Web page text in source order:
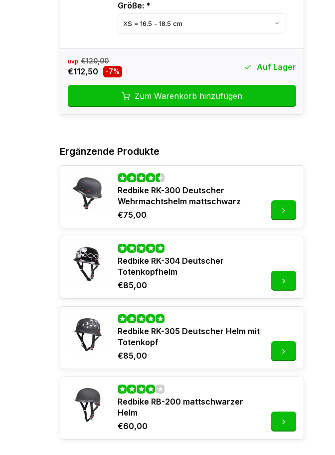
Größe: *
uvp €120,00
€112,50 -7% Auf Lager
Zum Warenkorb hinzufügen
Ergänzende Produkte
Redbike RK-300 Deutscher
Wehrmachtshelm mattschwarz
€75,00
Redbike RK-304 Deutscher
Totenkopfhelm
€85,00
Redbike RK-305 Deutscher Helm mit
Totenkopf
€85,00
Redbike RB-200 mattschwarzer
Helm
€60,00